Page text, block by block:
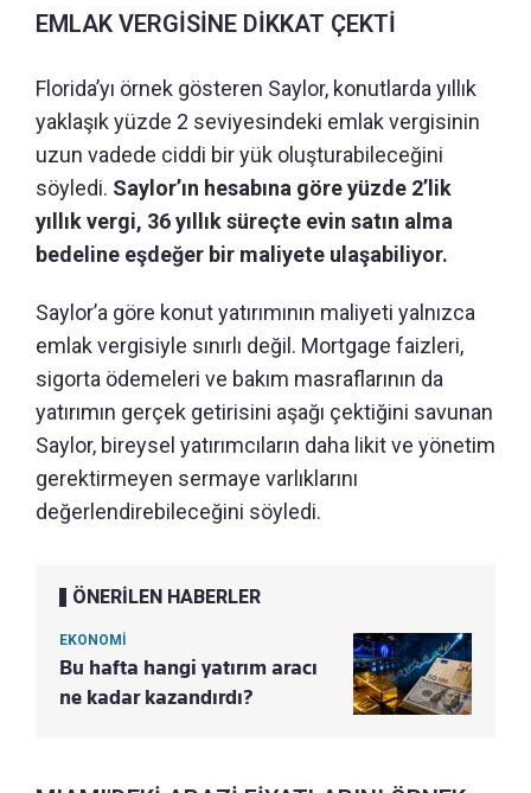
EMLAK VERGİSİNE DİKKAT ÇEKTİ
Florida’yı örnek gösteren Saylor, konutlarda yıllık
yaklaşık yüzde 2 seviyesindeki emlak vergisinin
uzun vadede ciddi bir yük oluşturabileceğini
söyledi. Saylor’ın hesabına göre yüzde 2’lik
yıllık vergi, 36 yıllık süreçte evin satın alma
bedeline eşdeğer bir maliyete ulaşabiliyor.
Saylor’a göre konut yatırımının maliyeti yalnızca
emlak vergisiyle sınırlı değil. Mortgage faizleri,
sigorta ödemeleri ve bakım masraflarının da
yatırımın gerçek getirisini aşağı çektiğini savunan
Saylor, bireysel yatırımcıların daha likit ve yönetim
gerektirmeyen sermaye varlıklarını
değerlendirebileceğini söyledi.
ÖNERİLEN HABERLER
EKONOMİ
Bu hafta hangi yatırım aracı
ne kadar kazandırdı?